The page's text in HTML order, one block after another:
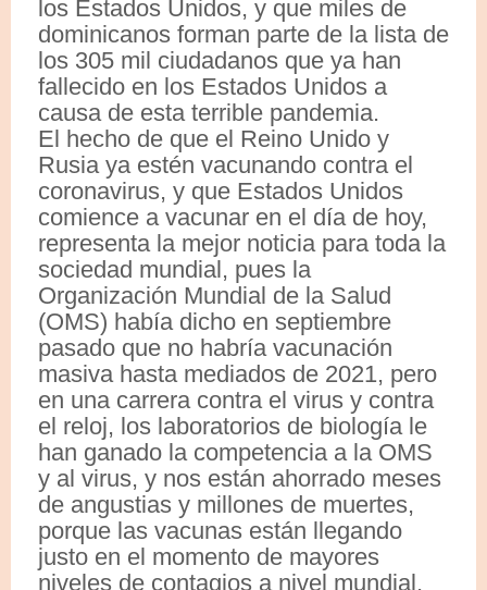
los Estados Unidos, y que miles de
dominicanos forman parte de la lista de
los 305 mil ciudadanos que ya han
fallecido en los Estados Unidos a
causa de esta terrible pandemia.
El hecho de que el Reino Unido y
Rusia ya estén vacunando contra el
coronavirus, y que Estados Unidos
comience a vacunar en el día de hoy,
representa la mejor noticia para toda la
sociedad mundial, pues la
Organización Mundial de la Salud
(OMS) había dicho en septiembre
pasado que no habría vacunación
masiva hasta mediados de 2021, pero
en una carrera contra el virus y contra
el reloj, los laboratorios de biología le
han ganado la competencia a la OMS
y al virus, y nos están ahorrado meses
de angustias y millones de muertes,
porque las vacunas están llegando
justo en el momento de mayores
niveles de contagios a nivel mundial,